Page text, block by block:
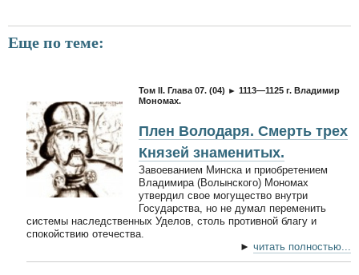
Еще по теме:
Том II. Глава 07. (04) ► 1113—1125 г. Владимир
Мономах.
Плен Володаря. Смерть трех
Князей знаменитых.
Завоеванием Минска и приобретением
Владимира (Волынского) Мономах
утвердил свое могущество внутри
Государства, но не думал переменить
системы наследственных Уделов, столь противной благу и
спокойствию отечества.
► читать полностью...